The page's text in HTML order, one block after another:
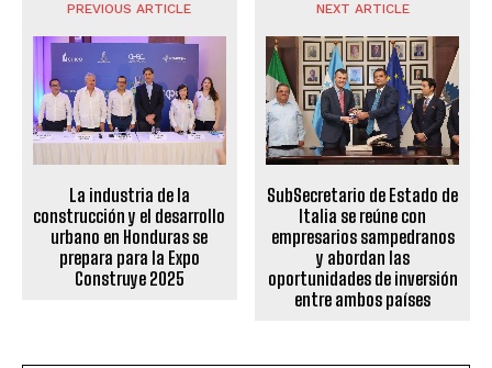
PREVIOUS ARTICLE
La industria de la
construcción y el desarrollo
urbano en Honduras se
prepara para la Expo
Construye 2025
NEXT ARTICLE
SubSecretario de Estado de
Italia se reúne con
empresarios sampedranos
y abordan las
oportunidades de inversión
entre ambos países